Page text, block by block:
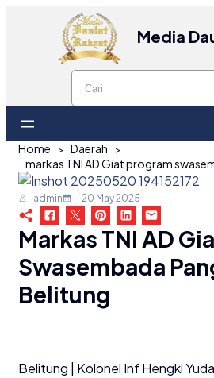
Media
Home
Daerah
admin 20 May 2025
Markas TNI AD
Swasembada
Belitung
Belitung | Kolonel Inf Hengki